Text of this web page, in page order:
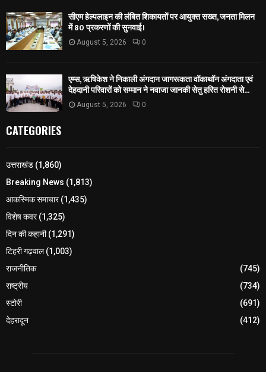
सीएम हेल्पलाइन की लंबित शिकायतों पर आयुक्त सख्त, जनता मिलन
में 80 प्रकरणों की सुनवाई।
August 5, 2026 0
एम्स, ऋषिकेश ने निकाली अंगदान जागरूकता वॉकाथॉन अंगदाता एवं
देहदानी परिवारों को सम्मान ने नवाजा जानकी सेतु हरित रोशनी से...
August 5, 2026 0
CATEGORIES
उत्तराखंड (1,860)
Breaking News (1,813)
आकस्मिक समाचार(1,435)
विशेष कवर(1,325)
दिन की कहानी(1,291)
टिहरी गढ़वाल(1,003)
राजनीतिक
(745)
राष्ट्रीय
(734)
स्टोरी
(691)
देहरादून
(412)